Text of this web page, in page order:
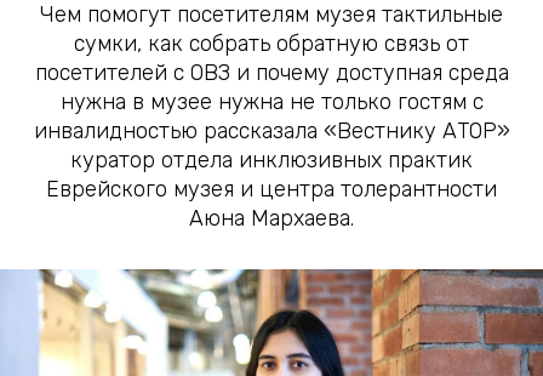
Чем помогут посетителям музея тактильные
сумки, как собрать обратную связь от
посетителей с ОВЗ и почему доступная среда
нужна в музее нужна не только гостям с
инвалидностью рассказала «Вестнику АТОР»
куратор отдела инклюзивных практик
Еврейского музея и центра толерантности
Аюна Мархаева.